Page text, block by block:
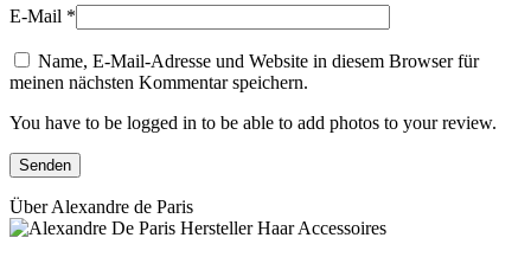
E-Mail *
Name, E-Mail-Adresse und Website in diesem Browser für
meinen nächsten Kommentar speichern.
You have to be logged in to be able to add photos to your review.
Über Alexandre de Paris